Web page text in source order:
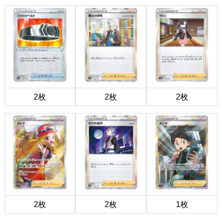
2枚 2枚 2枚
2枚 2枚 1枚